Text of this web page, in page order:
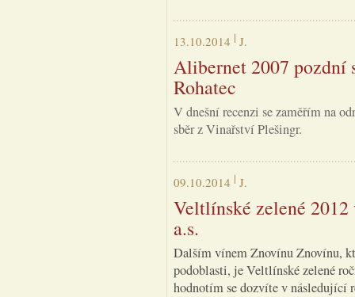
13.10.2014 J.
Alibernet 2007 pozdní
Rohatec
V dnešní recenzi se zaměřím na
sběr z Vinařství Plešingr.
09.10.2014 J.
Veltlínské zelené
a.s.
Dalším vínem Znovínu Znovínu,
podoblasti, je Veltlínské zelené
hodnotím se dozvíte v následující